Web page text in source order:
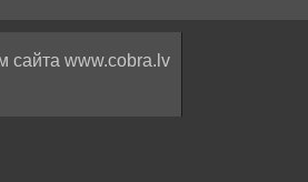
сайта www.cobra.lv